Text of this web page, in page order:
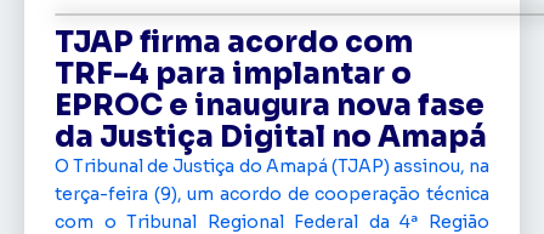
TJAP firma acordo com
TRF-4 para implantar o
EPROC e inaugura nova fase
da Justiça Digital no Amapá
O Tribunal de Justiça do Amapá (TJAP) assinou, na
terça-feira (9), um acordo de cooperação técnica
com o Tribunal Regional Federal da 4ª Região